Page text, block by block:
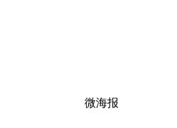
微海报